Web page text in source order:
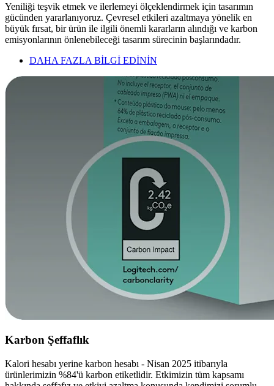
Yeniliği teşvik etmek ve ilerlemeyi ölçeklendirmek için tasarımın
gücünden yararlanıyoruz. Çevresel etkileri azaltmaya yönelik en
büyük fırsat, bir ürün ile ilgili önemli kararların alındığı ve karbon
emisyonlarının önlenebileceği tasarım sürecinin başlarındadır.
DAHA FAZLA BİLGİ EDİNİN
Karbon Şeffaflık
Kalori hesabı yerine karbon hesabı - Nisan 2025 itibarıyla
ürünlerimizin %84'ü karbon etiketlidir. Etkimizin tüm kapsamı